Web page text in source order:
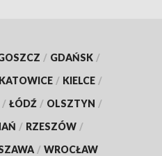
/ GDAŃSK /
KATOWICE / KIELCE /
/ ŁÓDŹ / OLSZTYN /
/ RZESZÓW /
/ WROCŁAW